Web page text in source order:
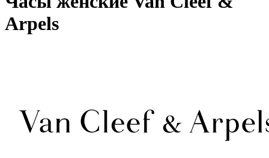
Arpels